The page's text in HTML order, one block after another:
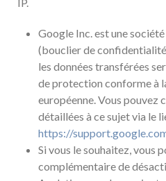
Google Inc. est une
(bouclier de
les données transférées
de protection conforme à
européenne. Vous pouvez
détaillées à ce sujet via le
https://
Si vous le souhaitez, vous
complémentaire de